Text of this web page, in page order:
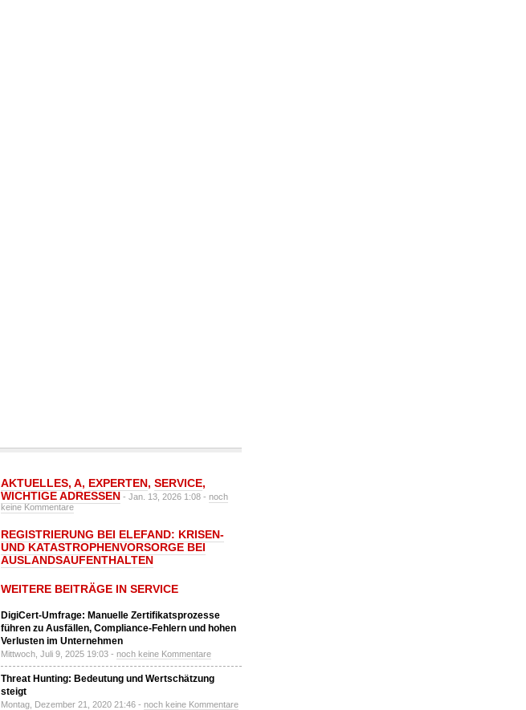
AKTUELLES, A, EXPERTEN, SERVICE,
WICHTIGE ADRESSEN - Jan. 13, 2026 1:08 - noch
keine Kommentare
REGISTRIERUNG BEI ELEFAND: KRISEN-
UND KATASTROPHENVORSORGE BEI
AUSLANDSAUFENTHALTEN
WEITERE BEITRÄGE IN SERVICE
DigiCert-Umfrage: Manuelle Zertifikatsprozesse
führen zu Ausfällen, Compliance-Fehlern und hohen
Verlusten im Unternehmen
Mittwoch, Juli 9, 2025 19:03 - noch keine Kommentare
Threat Hunting: Bedeutung und Wertschätzung
steigt
Montag, Dezember 21, 2020 21:46 - noch keine Kommentare